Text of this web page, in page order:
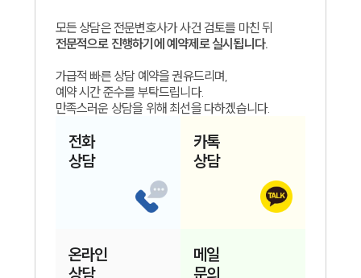
모든 상담은 전문변호사가 사건 검토를 마친 뒤
전문적으로 진행하기에 예약제로 실시됩니다.
가급적 빠른 상담 예약을 권유드리며,
예약 시간 준수를 부탁드립니다.
만족스러운 상담을 위해 최선을 다하겠습니다.
전화
상담
카톡
상담
온라인
상담
메일
문의